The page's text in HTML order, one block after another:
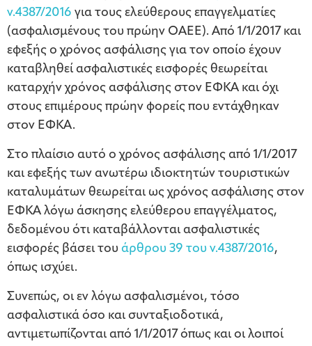
ν.4387/2016 για τους ελεύθερους επαγγελματίες
(ασφαλισμένους του πρώην ΟΑΕΕ). Από 1/1/2017 και
εφεξής ο χρόνος ασφάλισης για τον οποίο έχουν
καταβληθεί ασφαλιστικές εισφορές θεωρείται
καταρχήν χρόνος ασφάλισης στον ΕΦΚΑ και όχι
στους επιμέρους πρώην φορείς που εντάχθηκαν
στον ΕΦΚΑ.
Στο πλαίσιο αυτό ο χρόνος ασφάλισης από 1/1/2017
και εφεξής των ανωτέρω ιδιοκτητών τουριστικών
καταλυμάτων θεωρείται ως χρόνος ασφάλισης στον
ΕΦΚΑ λόγω άσκησης ελεύθερου επαγγέλματος,
δεδομένου ότι καταβάλλονται ασφαλιστικές
εισφορές βάσει του άρθρου 39 του ν.4387/2016,
όπως ισχύει.
Συνεπώς, οι εν λόγω ασφαλισμένοι, τόσο
ασφαλιστικά όσο και συνταξιοδοτικά,
αντιμετωπίζονται από 1/1/2017 όπως και οι λοιποί